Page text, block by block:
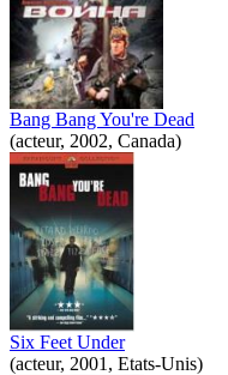
Bang Bang You're Dead
(acteur, 2002, Canada)
Six Feet Under
(acteur, 2001, Etats-Unis)